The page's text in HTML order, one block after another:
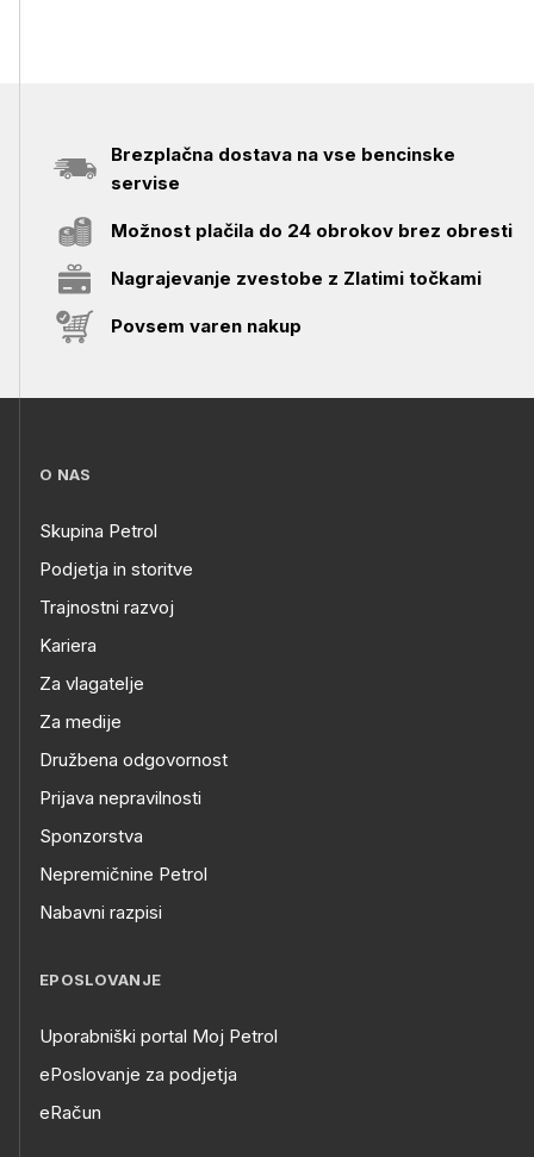
Brezplačna dostava na vse bencinske
servise
Možnost plačila do 24 obrokov brez obresti
Nagrajevanje zvestobe z Zlatimi točkami
Povsem varen nakup
O NAS
Skupina Petrol
Podjetja in storitve
Trajnostni razvoj
Kariera
Za vlagatelje
Za medije
Družbena odgovornost
Prijava nepravilnosti
Sponzorstva
Nepremičnine Petrol
Nabavni razpisi
EPOSLOVANJE
Uporabniški portal Moj Petrol
ePoslovanje za podjetja
eRačun